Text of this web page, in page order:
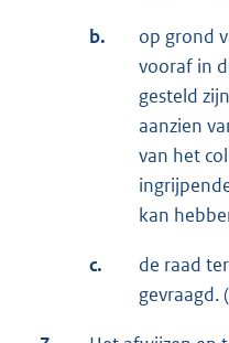
b.
op grond
vooraf in
gesteld
aanzien
van het
kan
c.
de raad
gevraagd. (